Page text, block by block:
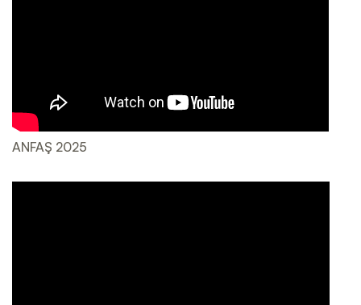
ANFAŞ 2025